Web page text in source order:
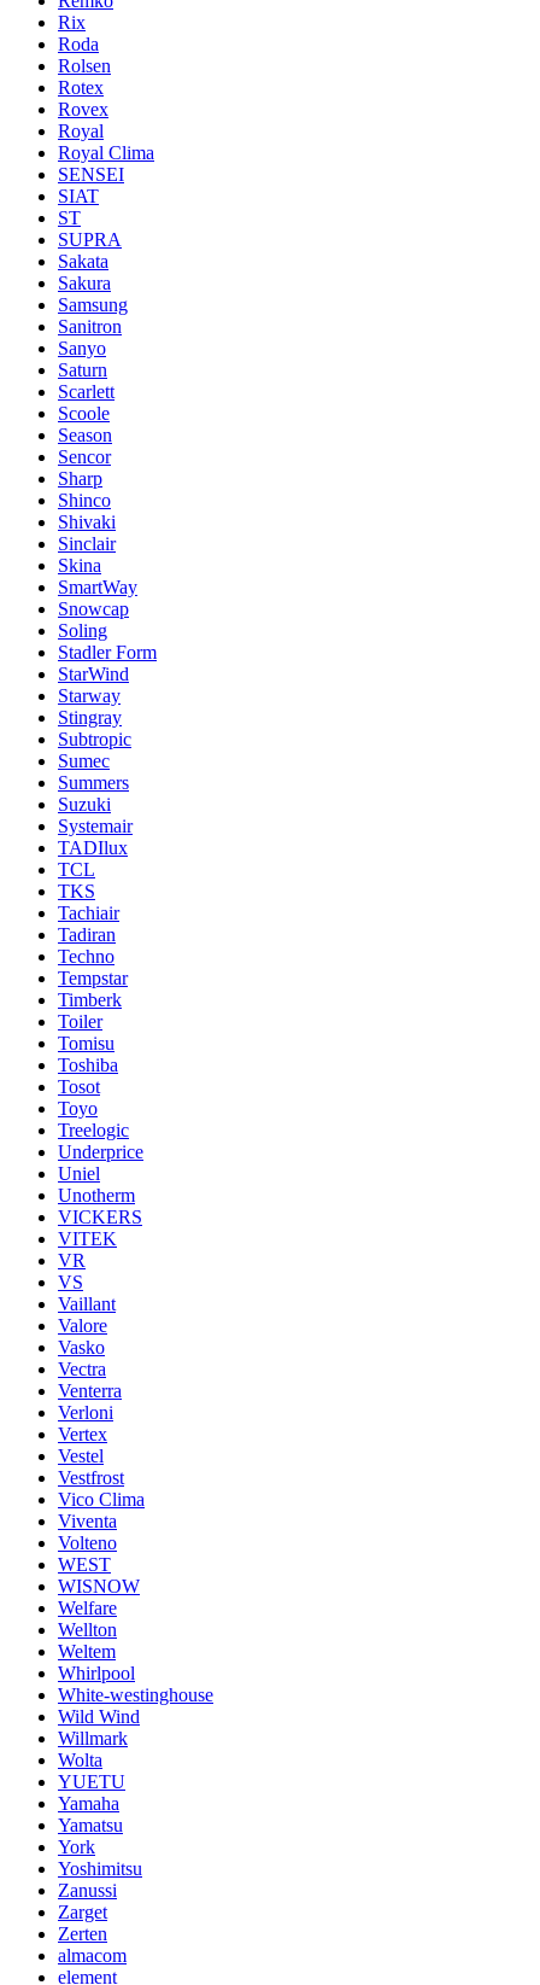
Rix
Roda
Rolsen
Rotex
Rovex
Royal
Royal Clima
SENSEI
SIAT
ST
SUPRA
Sakata
Sakura
Samsung
Sanitron
Sanyo
Saturn
Scarlett
Scoole
Season
Sencor
Sharp
Shinco
Shivaki
Sinclair
Skina
SmartWay
Snowcap
Soling
Stadler Form
StarWind
Starway
Stingray
Subtropic
Sumec
Summers
Suzuki
Systemair
TADIlux
TCL
TKS
Tachiair
Tadiran
Techno
Tempstar
Timberk
Toiler
Tomisu
Toshiba
Tosot
Toyo
Treelogic
Underprice
Uniel
Unotherm
VICKERS
VITEK
VR
VS
Vaillant
Valore
Vasko
Vectra
Venterra
Verloni
Vertex
Vestel
Vestfrost
Vico Clima
Viventa
Volteno
WEST
WISNOW
Welfare
Wellton
Weltem
Whirlpool
White-westinghouse
Wild Wind
Willmark
Wolta
YUETU
Yamaha
Yamatsu
York
Yoshimitsu
Zanussi
Zarget
Zerten
almacom
element